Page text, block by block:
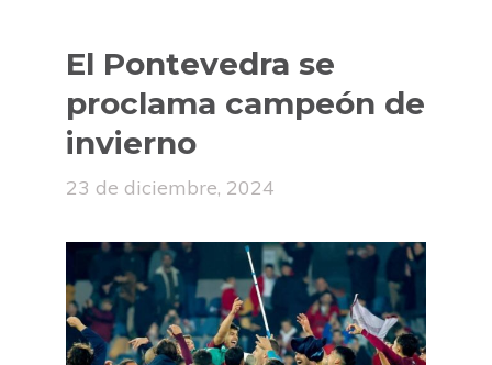
El Pontevedra se
proclama campeón de
invierno
23 de diciembre, 2024